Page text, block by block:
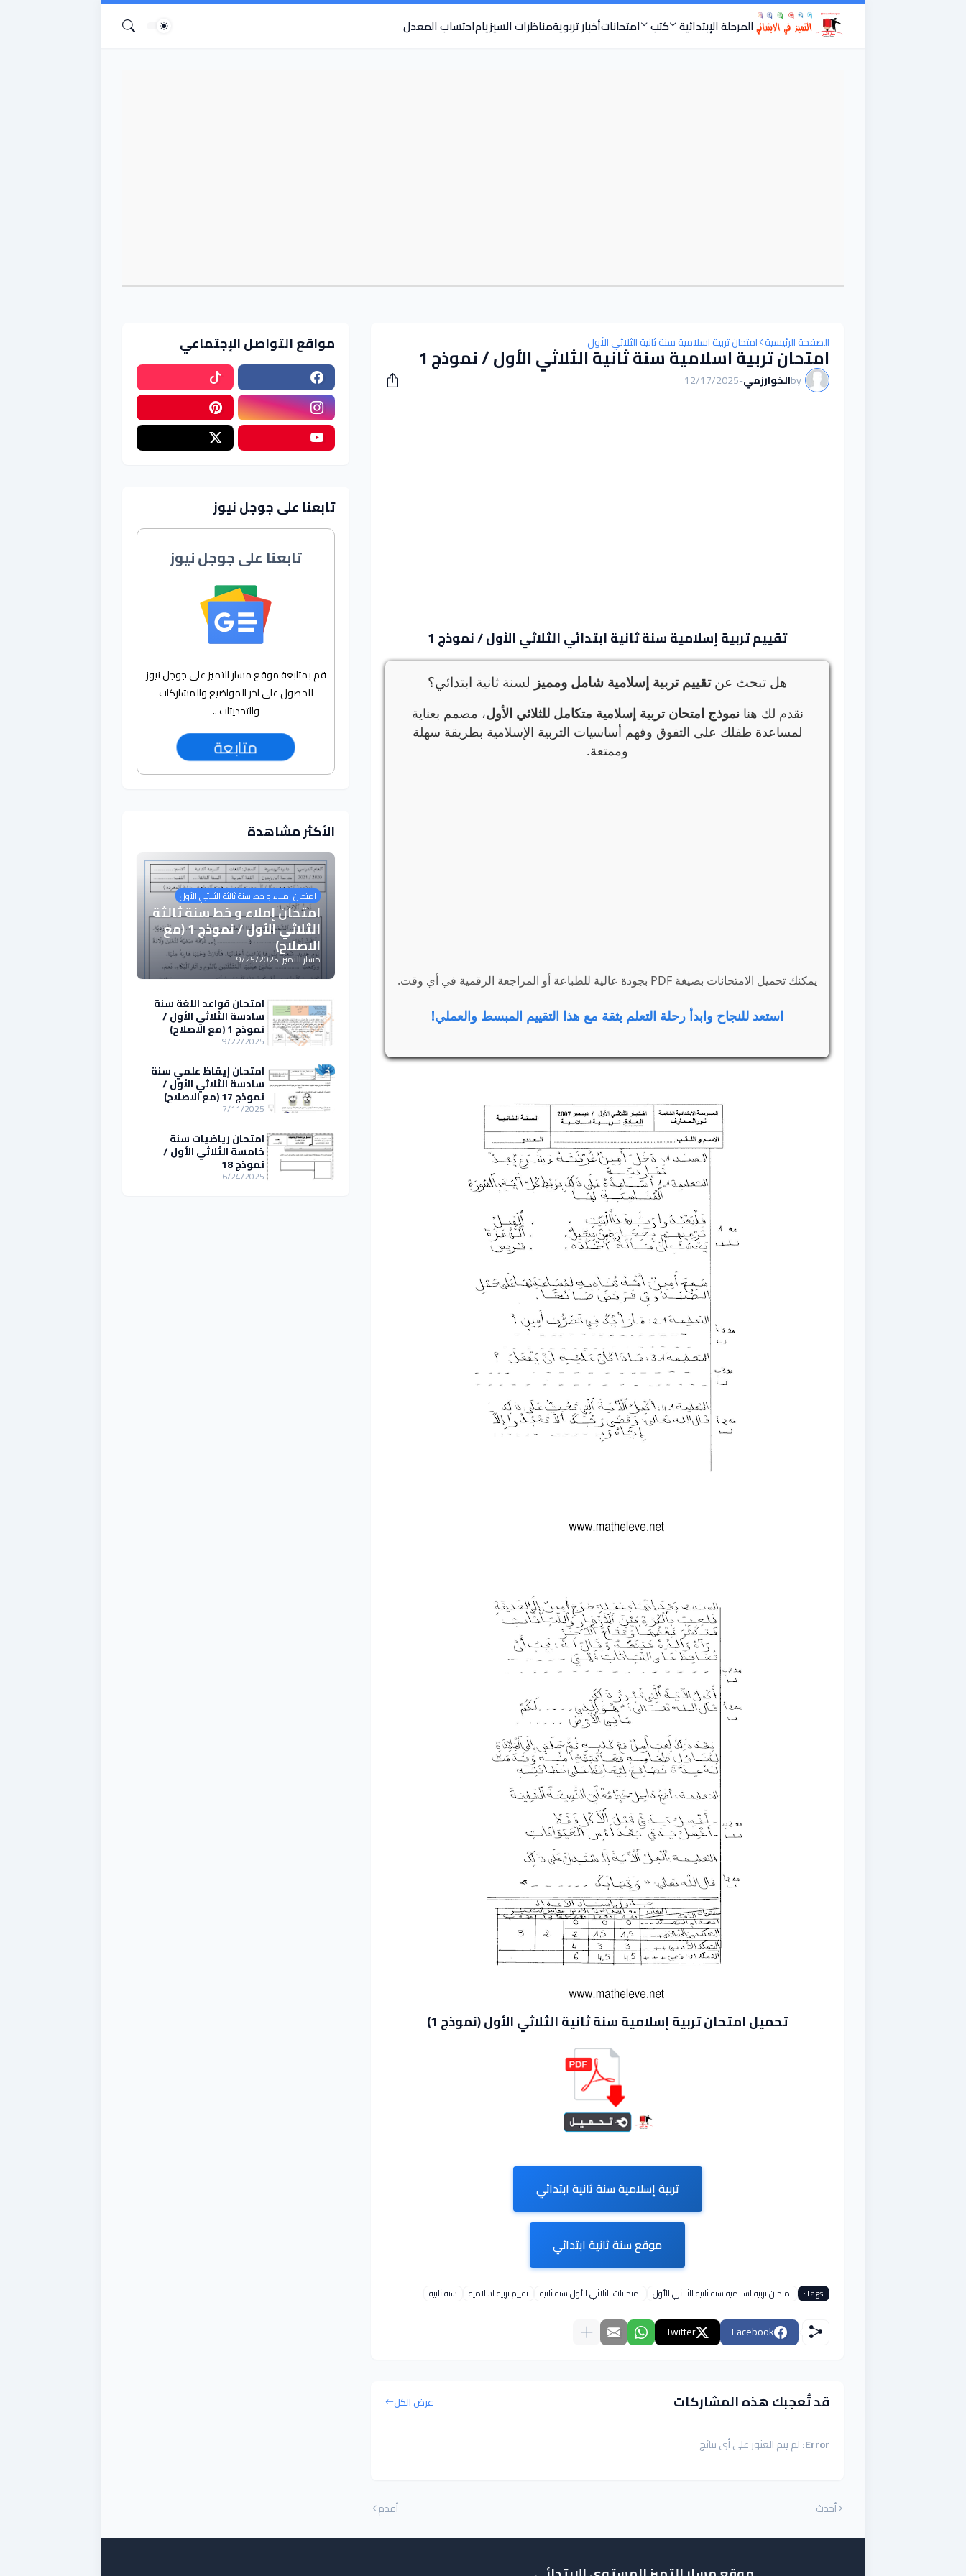
المرحلة الإبتدائية كتب امتحاناتأخبار تربويةمناظرات السيزياماحتساب المعدل
الصفحة الرئيسية امتحان تربية اسلامية سنة ثانية الثلاثي الأول
امتحان تربية اسلامية سنة ثانية الثلاثي الأول / نموذج 1
byالخوارزمي-
12/17/2025
تقييم تربية إسلامية سنة ثانية ابتدائي الثلاثي الأول / نموذج 1
هل تبحث عنتقييم تربية إسلامية شامل ومميز لسنة ثانية ابتدائي؟
نقدم لك هنانموذج امتحان تربية إسلامية متكامل للثلاثي الأول، مصمم بعناية
لمساعدة طفلك على التفوق وفهم أساسيات التربية الإسلامية بطريقة سهلة
وممتعة.
يمكنك تحميل الامتحانات بصيغة PDF بجودة عالية للطباعة أو المراجعة الرقمية في أي وقت.
استعد للنجاح وابدأ رحلة التعلم بثقة مع هذا التقييم المبسط والعملي!
تحميل امتحان تربية إسلامية سنة ثانية الثلاثي الأول (نموذج 1)
تربية إسلامية سنة ثانية ابتدائي
موقع سنة ثانية ابتدائي
Tags: امتحان تربية اسلامية سنة ثانية الثلاثي الأول امتحانات الثلاثي الأول سنة ثانية تقييم تربية اسلامية سنة ثانية
Facebook
Twitter
قد تُعجبك هذه المشاركات عرض الكل
Error: لم يتم العثور على أي نتائج
أحدث أقدم
مواقع التواصل الإجتماعي
تابعنا على جوجل نيوز
تابعنا على جوجل نيوز
قم بمتابعة موقع مسار التميز على جوجل نيوز
للحصول على اخر المواضيع والمشاركات
والتحديثات ..
متابعة
الأكثر مشاهدة
امتحان املاء و خط سنة ثالثة الثلاثي الأول
امتحان إملاء و خط سنة ثالثة
الثلاثي الأول / نموذج 1 (مع
الاصلاح)
مسار التميز-
9/25/2025
امتحان قواعد اللغة سنة
سادسة الثلاثي الأول /
نموذج 1 (مع الاصلاح)
9/22/2025
امتحان إيقاظ علمي سنة
سادسة الثلاثي الأول /
نموذج 17 (مع الاصلاح)
7/11/2025
امتحان رياضيات سنة
خامسة الثلاثي الأول /
نموذج 18
6/24/2025